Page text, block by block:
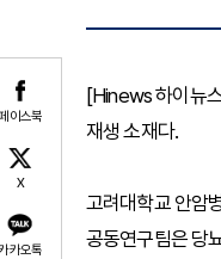
이스북
X
카오톡
[Hinews 하이뉴
재생 소재다.
고려대학교 안암
공동연구팀은 당